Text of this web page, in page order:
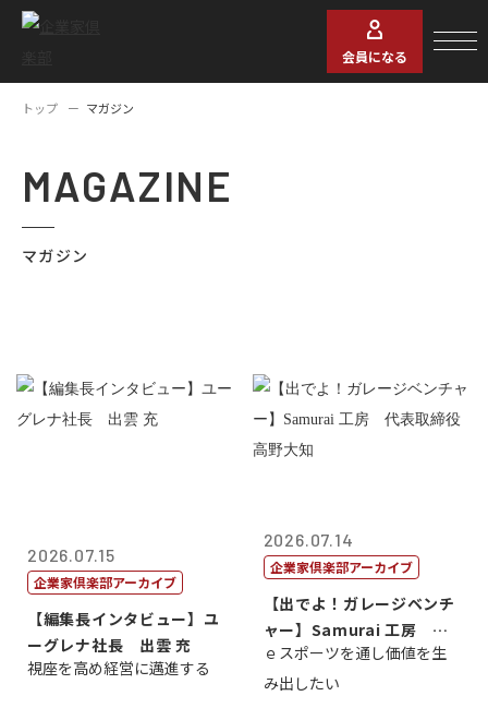
会員になる
トップ マガジン
MAGAZINE
マガジン
2026.07.15
企業家倶楽部アーカイブ
【編集長インタビュー】ユ
ーグレナ社長 出雲 充
視座を高め経営に邁進する
2026.07.14
企業家倶楽部アーカイブ
【出でよ！ガレージベンチ
ャー】Samurai 工房 代
表取締...
ｅスポーツを通し価値を生
み出したい